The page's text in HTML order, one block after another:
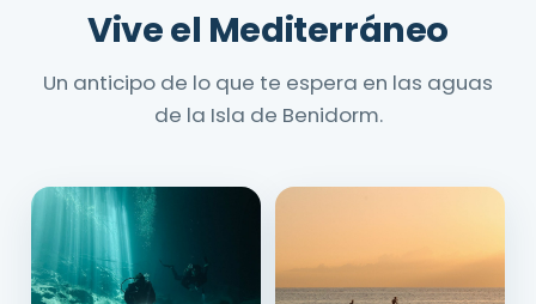
Vive el Mediterráneo
Un anticipo de lo que te espera en las aguas
de la Isla de Benidorm.